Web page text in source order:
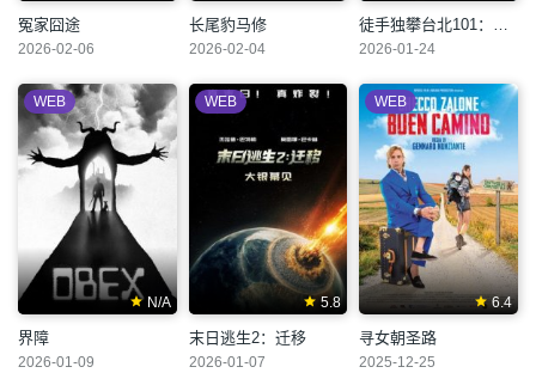
冤家囧途
2026-02-06
长尾豹马修
2026-02-04
徒手独攀台北101：直播
2026-01-24
N/A
WEB
界障
2026-01-09
5.8
WEB
末日逃生2：迁移
2026-01-07
6.4
WEB
寻女朝圣路
2025-12-25